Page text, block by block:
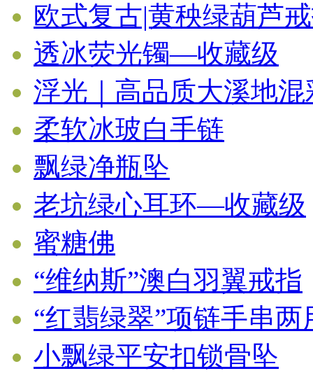
欧式复古|黄秧绿葫芦
透冰荧光镯—收藏级
浮光｜高品质大溪地混
柔软冰玻白手链
飘绿净瓶坠
老坑绿心耳环—收藏级
蜜糖佛
“维纳斯”澳白羽翼戒指
“红翡绿翠”项链手串
小飘绿平安扣锁骨坠